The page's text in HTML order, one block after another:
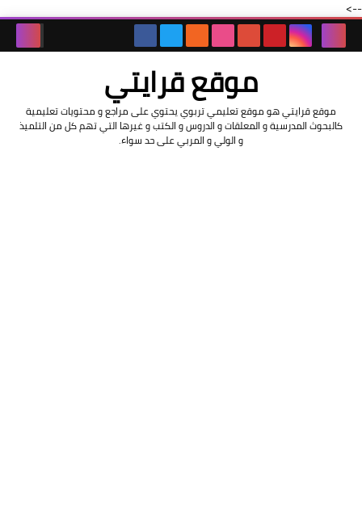
-->
موقع قرايتي
موقع قرايتي هو موقع تعليمي تربوي يحتوي على مراجع و محتويات تعليمية
كالبحوث المدرسية و المعلقات و الدروس و الكتب و غيرها التي تهم كل من التلميذ
و الولي و المربي على حد سواء.